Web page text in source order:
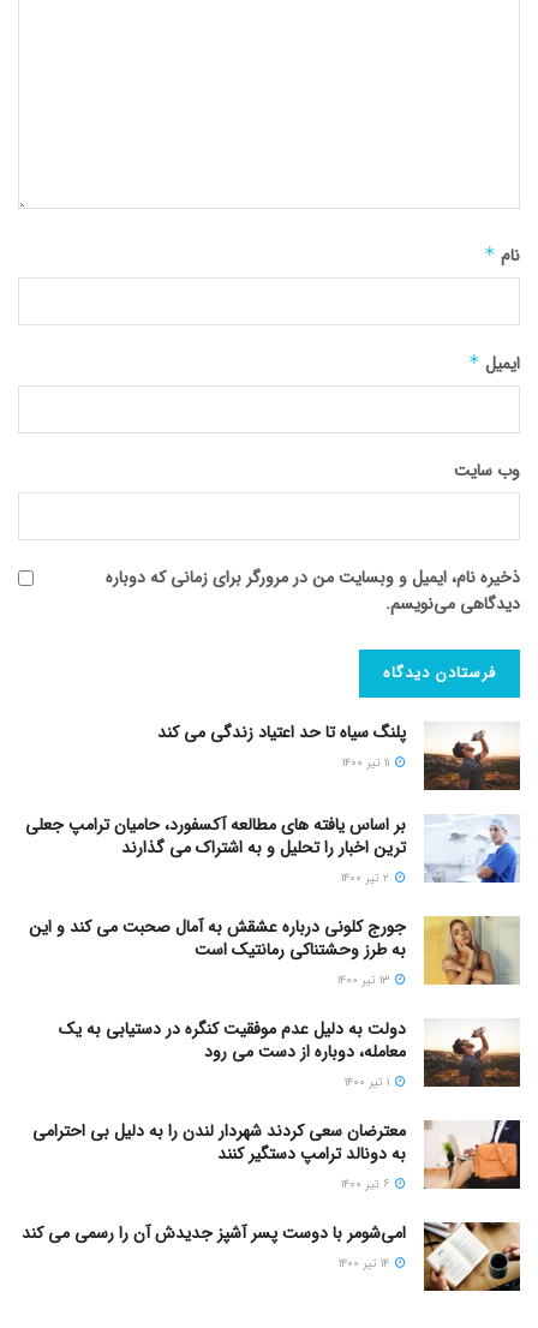
نام *
ایمیل *
وب‌ سایت
ذخیره نام، ایمیل و وبسایت من در مرورگر برای زمانی که دوباره
دیدگاهی می‌نویسم.
پلنگ سیاه تا حد اعتیاد زندگی می کند
بر اساس یافته های مطالعه آکسفورد، حامیان ترامپ جعلی
ترین اخبار را تحلیل و به اشتراک می گذارند
جورج کلونی درباره عشقش به آمال صحبت می کند و این
به طرز وحشتناکی رمانتیک است
دولت به دلیل عدم موفقیت کنگره در دستیابی به یک
معامله، دوباره از دست می رود
معترضان سعی کردند شهردار لندن را به دلیل بی احترامی
به دونالد ترامپ دستگیر کنند
امی‌شومر با دوست پسر آشپز جدیدش آن را رسمی می کند